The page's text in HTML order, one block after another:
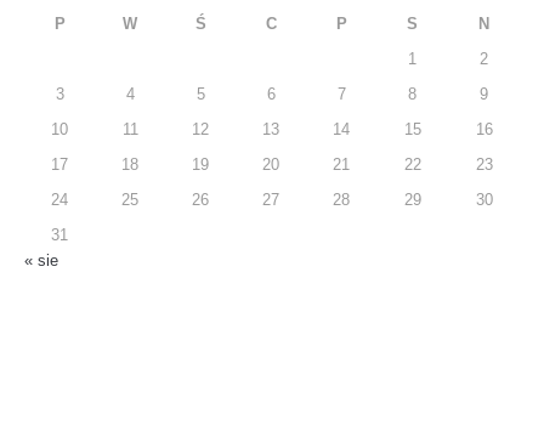
P W Ś C P S N
1 2
3 4 5 6 7 8 9
10 11 12 13 14 15 16
17 18 19 20 21 22 23
24 25 26 27 28 29 30
31
« sie